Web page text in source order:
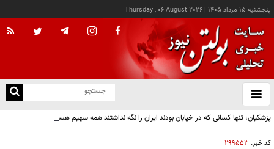
پنجشنبه ۱۵ مرداد ۱۴۰۵ |
Thursday , 06 August 2026
باز
و
پزشکیان: تنها کسانی که در خیابان بودند ایران را نگه نداشتند همه سهیم هستند
کد خبر: ۲۹۹۵۵۳